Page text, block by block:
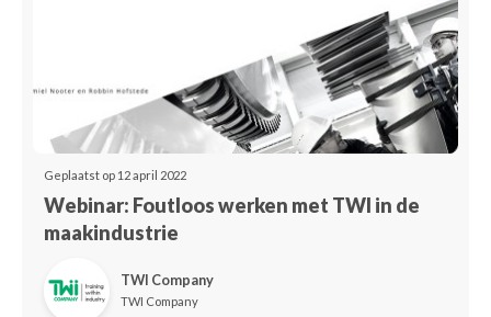
Geplaatst op 12 april 2022
Webinar: Foutloos werken met TWI in de
maakindustrie
TWI Company
TWI Company